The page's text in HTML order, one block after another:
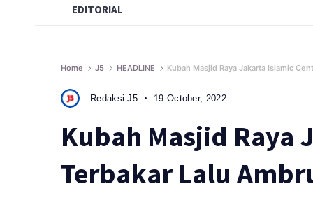
EDITORIAL
Home J5 HEADLINE Kubah Masjid Raya Jakarta Islamic
Redaksi J5 19 October, 2022
Kubah Masjid Raya
Terbakar Lalu